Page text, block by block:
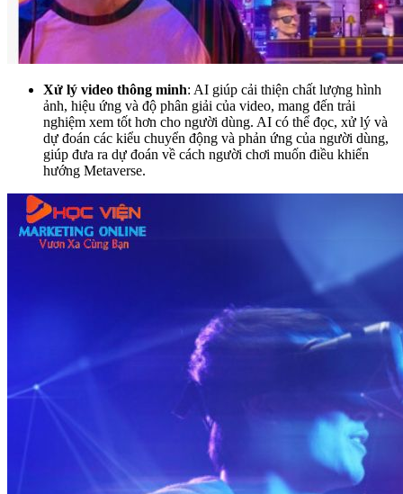
Xử lý video thông minh: AI giúp cải thiện chất lượng hình
ảnh, hiệu ứng và độ phân giải của video, mang đến trải
nghiệm xem tốt hơn cho người dùng. AI có thể đọc, xử lý và
dự đoán các kiểu chuyển động và phản ứng của người dùng,
giúp đưa ra dự đoán về cách người chơi muốn điều khiển
hướng Metaverse.